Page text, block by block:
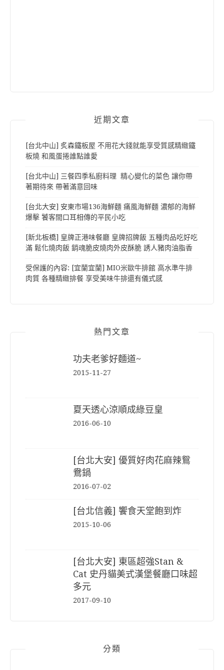
近期文章
[台北中山] 炙森鐵板屋 不用花大錢就能享受質感精緻鐵
板燒 和風蛋捲誰點誰愛
[台北中山] 三餐四季私廚料理 精心變化的菜色 讓你帶
著期待來 帶著滿意回味
[台北大安] 安東市場136海鮮麵 痛風海鮮麵 濃郁的海鮮
爆擊 饕客間口耳相傳的平民小吃
[新北板橋] 皇牌正港味餐廳 皇牌招牌飯 五種肉品吃好吃
滿 鬆化燒肉飯 銷魂脆皮燒肉外皮酥脆 誘人豬肉油脂香
受保護的內容: [宜蘭宜蘭] MIO米歐牛排館 高水準牛排
肉質 各種精緻排餐 享受美味牛排還有儀式感
熱門文章
功夫老爹好麵道~
2015-11-27
夏天透心涼順成綠豆皇
2016-06-10
[台北大安] 優質好肉花麻辣鴛
鴦鍋
2016-07-02
[台北信義] 饗食天堂飽到炸
2015-10-06
[台北大安] 東區超強Stan &
Cat 史丹貓美式漢堡餐廳口味超
多元
2017-09-10
分類